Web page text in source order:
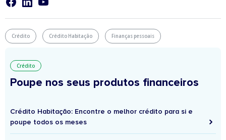
Crédito Crédito Habitação Finanças pessoais
Crédito
Poupe nos seus produtos financeiros
Crédito Habitação: Encontre o melhor crédito para si e
poupe todos os meses